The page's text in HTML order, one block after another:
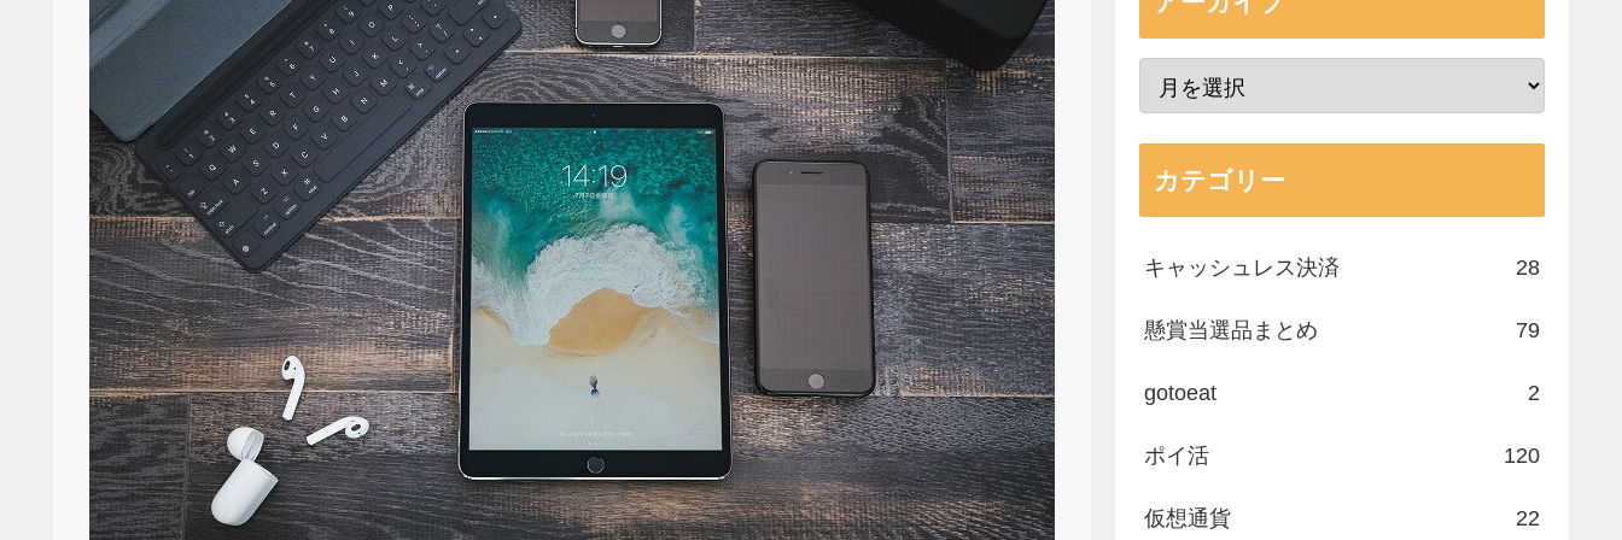
カテゴリー
キャッシュレス決済 28
懸賞当選品まとめ 79
gotoeat 2
ポイ活 120
仮想通貨 22